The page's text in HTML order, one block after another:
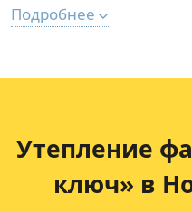
Подробнее
Утепление
ключ» в